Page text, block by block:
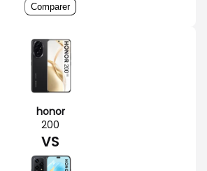
Comparer
honor
200
VS